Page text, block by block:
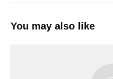
You may also like